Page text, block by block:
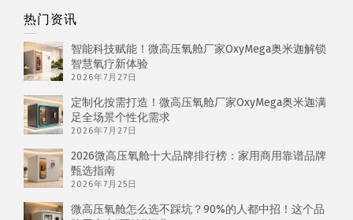
热门资讯
智能科技赋能！微高压氧舱厂家OxyMega奥米迦解锁
智慧氧疗新体验
2026年7月27日
定制化按需打造！微高压氧舱厂家OxyMega奥米迦满
足全场景个性化需求
2026年7月27日
2026微高压氧舱十大品牌排行榜：家用商用靠谱品牌
甄选指南
2026年7月25日
微高压氧舱怎么选不踩坑？90%的人都中招！这个品